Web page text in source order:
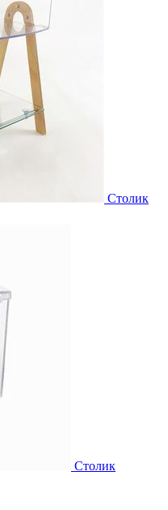
Столик
Столик